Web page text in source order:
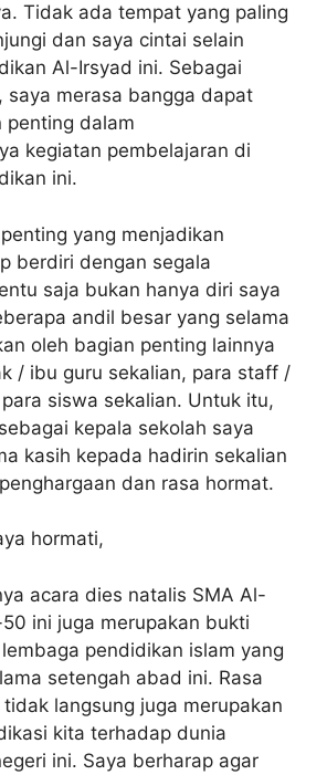
Tidak ada tempat yang paling
dan saya cintai selain
Al-Irsyad ini. Sebagai
saya merasa bangga dapat
penting dalam
kegiatan pembelajaran di
ini.
yang menjadikan
berdiri dengan segala
saja bukan hanya diri saya
andil besar yang selama
oleh bagian penting lainnya
/ ibu guru sekalian, para staff /
siswa sekalian. Untuk itu,
kepala sekolah saya
kasih kepada hadirin sekalian
dan rasa hormat.
hormati,
acara dies natalis SMA Al-
ini juga merupakan bukti
pendidikan islam yang
setengah abad ini. Rasa
langsung juga merupakan
kita terhadap dunia
ini. Saya berharap agar